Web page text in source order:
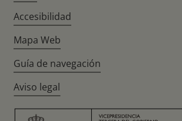
Accesibilidad
Mapa Web
Guía de navegación
Aviso legal